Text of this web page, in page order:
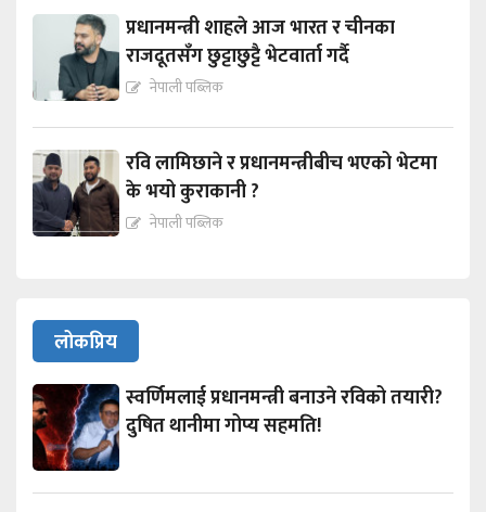
प्रधानमन्त्री शाहले आज भारत र चीनका
राजदूतसँग छुट्टाछुट्टै भेटवार्ता गर्दै
नेपाली पब्लिक
रवि लामिछाने र प्रधानमन्त्रीबीच भएको भेटमा
के भयो कुराकानी ?
नेपाली पब्लिक
लोकप्रिय
स्वर्णिमलाई प्रधानमन्त्री बनाउने रविको तयारी?
दुषित थानीमा गोप्य सहमति!